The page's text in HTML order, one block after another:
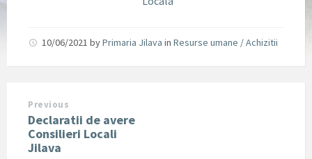
10/06/2021 byPrimaria Jilava in Resurse umane / Achizitii
Previous
Declaratii de avere
Consilieri Locali
Jilava